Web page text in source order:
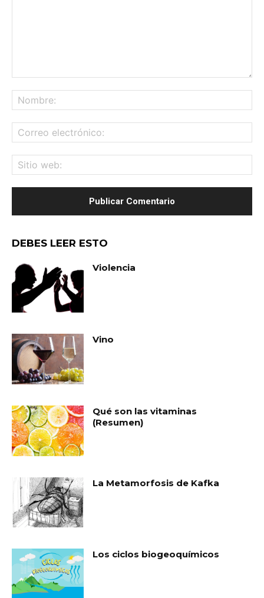
DEBES LEER ESTO
Violencia
Vino
Qué son las vitaminas
(Resumen)
La Metamorfosis de Kafka
Los ciclos biogeoquímicos